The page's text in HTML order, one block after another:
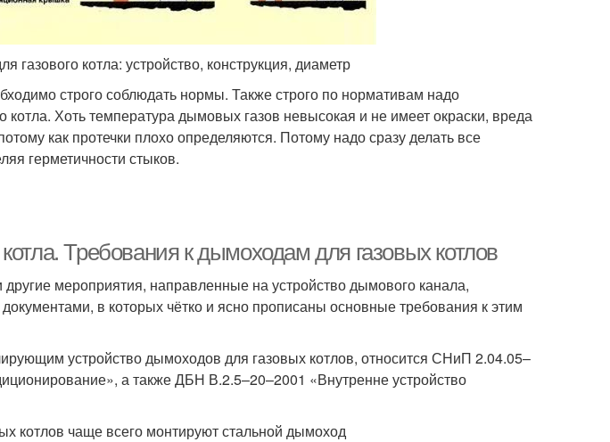
котла: устройство, конструкция, диаметр
строго соблюдать нормы. Также строго по нормативам надо
котла. Хоть температура дымовых газов невысокая и не имеет окраски, вреда
как протечки плохо определяются. Потому надо сразу делать все
герметичности стыков.
Требования к дымоходам для газовых котлов
мероприятия, направленные на устройство дымового канала,
в которых чётко и ясно прописаны основные требования к этим
устройство дымоходов для газовых котлов, относится СНиП 2.04.05–
а также ДБН В.2.5–20–2001 «Внутренне устройство
котлов чаще всего монтируют стальной дымоход